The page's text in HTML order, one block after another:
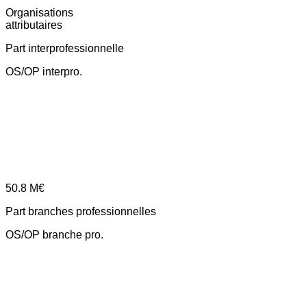
Organisations
attributaires
Part interprofessionnelle
OS/OP interpro.
50.8 M€
Part branches professionnelles
OS/OP branche pro.